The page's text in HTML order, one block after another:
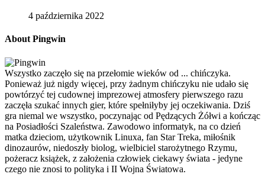
4 października 2022
About Pingwin
Wszystko zaczęło się na przełomie wieków od ... chińczyka.
Ponieważ już nigdy więcej, przy żadnym chińczyku nie udało się
powtórzyć tej cudownej imprezowej atmosfery pierwszego razu
zaczęła szukać innych gier, które spełniłyby jej oczekiwania. Dziś
gra niemal we wszystko, poczynając od Pędzących Żółwi a kończąc
na Posiadłości Szaleństwa. Zawodowo informatyk, na co dzień
matka dzieciom, użytkownik Linuxa, fan Star Treka, miłośnik
dinozaurów, niedoszły biolog, wielbiciel starożytnego Rzymu,
pożeracz książek, z założenia człowiek ciekawy świata - jedyne
czego nie znosi to polityka i II Wojna Światowa.